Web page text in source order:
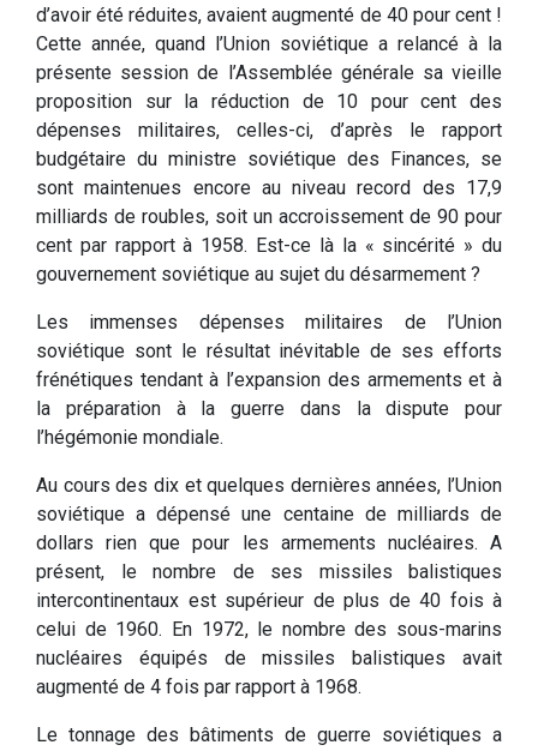
d’avoir été réduites, avaient augmenté de 40 pour cent !
Cette année, quand l’Union soviétique a relancé à la
présente session de l’Assemblée générale sa vieille
proposition sur la réduction de 10 pour cent des
dépenses militaires, celles-ci, d’après le rapport
budgétaire du ministre soviétique des Finances, se
sont maintenues encore au niveau record des 17,9
milliards de roubles, soit un accroissement de 90 pour
cent par rapport à 1958. Est-ce là la « sincérité » du
gouvernement soviétique au sujet du désarmement ?
Les immenses dépenses militaires de l’Union
soviétique sont le résultat inévitable de ses efforts
frénétiques tendant à l’expansion des armements et à
la préparation à la guerre dans la dispute pour
l’hégémonie mondiale.
Au cours des dix et quelques dernières années, l’Union
soviétique a dépensé une centaine de milliards de
dollars rien que pour les armements nucléaires. A
présent, le nombre de ses missiles balistiques
intercontinentaux est supérieur de plus de 40 fois à
celui de 1960. En 1972, le nombre des sous-marins
nucléaires équipés de missiles balistiques avait
augmenté de 4 fois par rapport à 1968.
Le tonnage des bâtiments de guerre soviétiques a